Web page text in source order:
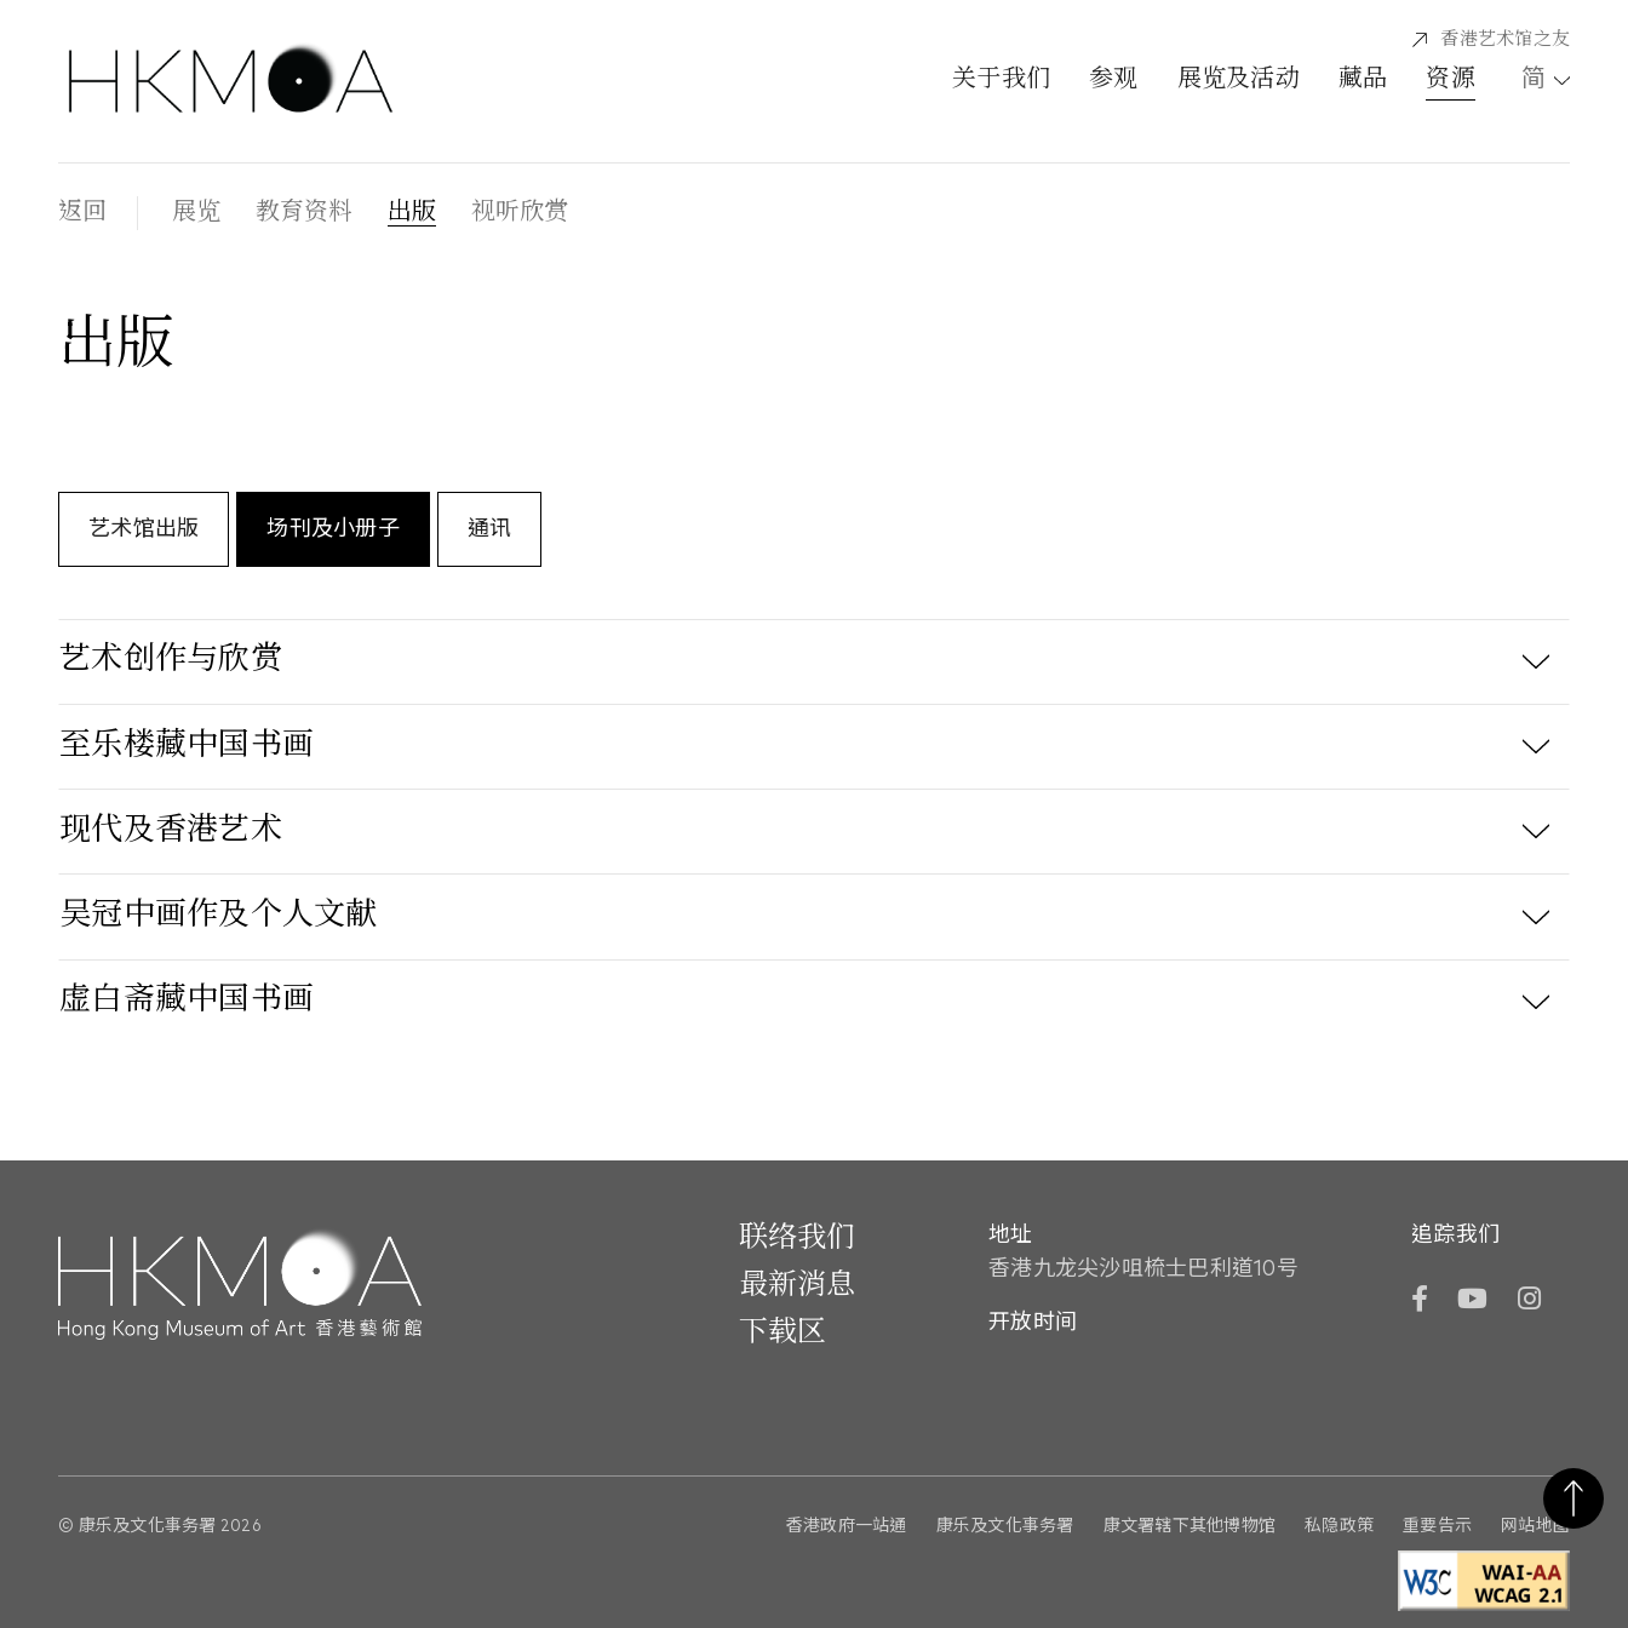
关于我们 参观 展览及活动 藏品 资源 简
香港艺术馆之友
返回 展览 教育资料 出版 视听欣赏
出版
艺术馆出版 场刊及小册子 通讯
艺术创作与欣赏
至乐楼藏中国书画
现代及香港艺术
吴冠中画作及个人文献
虚白斋藏中国书画
联络我们
最新消息
下载区
地址
香港九龙尖沙咀梳士巴利道10号
开放时间
追踪我们
FacebookYouTube
© 康乐及文化事务署 2026 香港政府一站通 康乐及文化事务署 康文署辖下其他博物馆 私隐政策 重要告示 网站地图